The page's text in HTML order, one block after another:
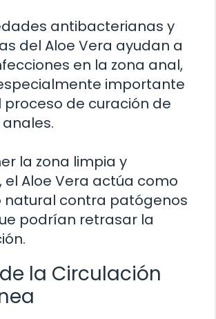
antibacterianas y
del Aloe Vera ayudan a
en la zona anal,
importante
de curación de
la zona limpia y
Aloe Vera actúa como
natural contra patógenos
podrían retrasar la
la Circulación